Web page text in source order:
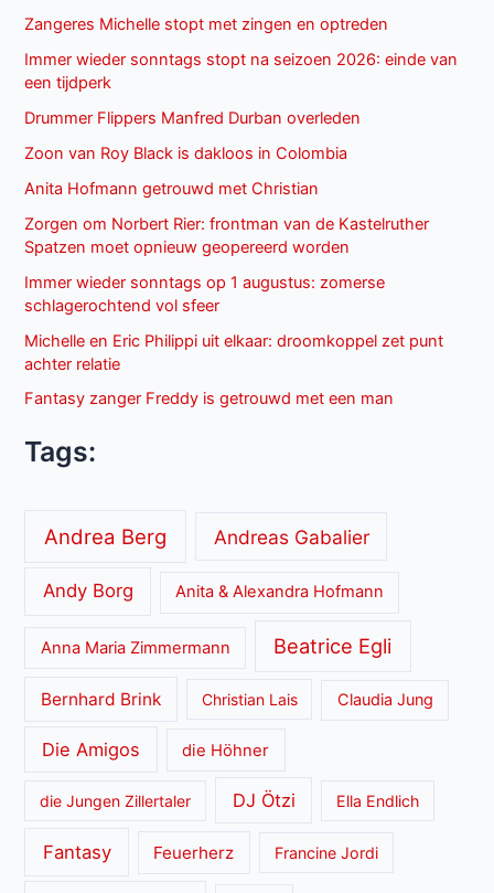
Zangeres Michelle stopt met zingen en optreden
Immer wieder sonntags stopt na seizoen 2026: einde van
een tijdperk
Drummer Flippers Manfred Durban overleden
Zoon van Roy Black is dakloos in Colombia
Anita Hofmann getrouwd met Christian
Zorgen om Norbert Rier: frontman van de Kastelruther
Spatzen moet opnieuw geopereerd worden
Immer wieder sonntags op 1 augustus: zomerse
schlagerochtend vol sfeer
Michelle en Eric Philippi uit elkaar: droomkoppel zet punt
achter relatie
Fantasy zanger Freddy is getrouwd met een man
Tags:
Andrea Berg Andreas Gabalier
Andy Borg Anita & Alexandra Hofmann
Anna Maria Zimmermann Beatrice Egli
Bernhard Brink Christian Lais Claudia Jung
Die Amigos die Höhner
die Jungen Zillertaler DJ Ötzi Ella Endlich
Fantasy Feuerherz Francine Jordi